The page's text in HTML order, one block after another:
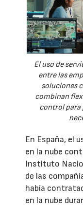
El uso de
entre las
soluciones
combinan
control para
En España, el
en la nube
Instituto
de las
había
en la nube